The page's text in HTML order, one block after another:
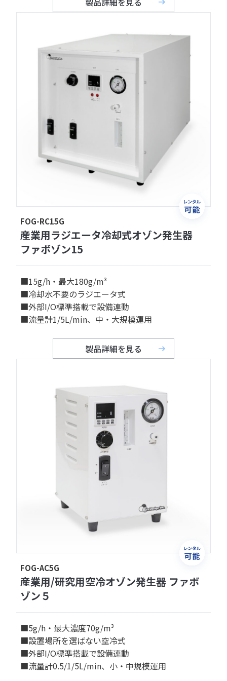
FOG-RC15G
産業用ラジエータ冷却式オゾン発生器
ファボゾン15
■15g/h・最大180g/m³
■冷却水不要のラジエータ式
■外部I/O標準搭載で設備連動
■流量計1/5L/min、中・大規模運用
製品詳細を見る
FOG-AC5G
産業用/研究用空冷オゾン発生器 ファボ
ゾン５
■5g/h・最大濃度70g/m³
■設置場所を選ばない空冷式
■外部I/O標準搭載で設備連動
■流量計0.5/1/5L/min、小・中規模運用